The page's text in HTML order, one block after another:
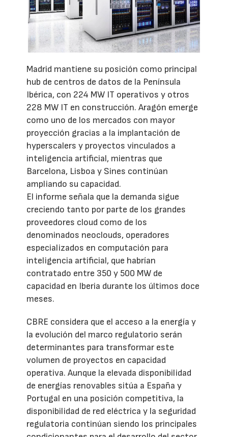
Madrid mantiene su posición como principal
hub de centros de datos de la Península
Ibérica, con 224 MW IT operativos y otros
228 MW IT en construcción. Aragón emerge
como uno de los mercados con mayor
proyección gracias a la implantación de
hyperscalers y proyectos vinculados a
inteligencia artificial, mientras que
Barcelona, Lisboa y Sines continúan
ampliando su capacidad.
El informe señala que la demanda sigue
creciendo tanto por parte de los grandes
proveedores cloud como de los
denominados neoclouds, operadores
especializados en computación para
inteligencia artificial, que habrían
contratado entre 350 y 500 MW de
capacidad en Iberia durante los últimos doce
meses.
CBRE considera que el acceso a la energía y
la evolución del marco regulatorio serán
determinantes para transformar este
volumen de proyectos en capacidad
operativa. Aunque la elevada disponibilidad
de energías renovables sitúa a España y
Portugal en una posición competitiva, la
disponibilidad de red eléctrica y la seguridad
regulatoria continúan siendo los principales